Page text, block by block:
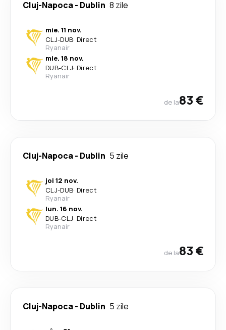
Cluj-Napoca- Dublin 8 zile
mie. 11 nov.
CLJ-DUB· Direct
Ryanair
mie. 18 nov.
DUB-CLJ· Direct
Ryanair
de la83 €
Cluj-Napoca- Dublin 5 zile
joi 12 nov.
CLJ-DUB· Direct
Ryanair
lun. 16 nov.
DUB-CLJ· Direct
Ryanair
de la83 €
Cluj-Napoca- Dublin 5 zile